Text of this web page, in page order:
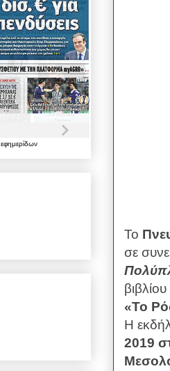
Το
σε
«Το
Η
2019
εφημερίδων